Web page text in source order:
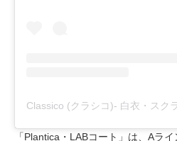
「Plantica・LABコート」は、Aラ